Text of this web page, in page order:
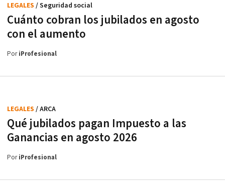
Cuánto cobran los jubilados en agosto
con el aumento
LEGALES / Seguridad social
PoriProfesional
Qué jubilados pagan Impuesto a las
Ganancias en agosto 2026
LEGALES / ARCA
PoriProfesional